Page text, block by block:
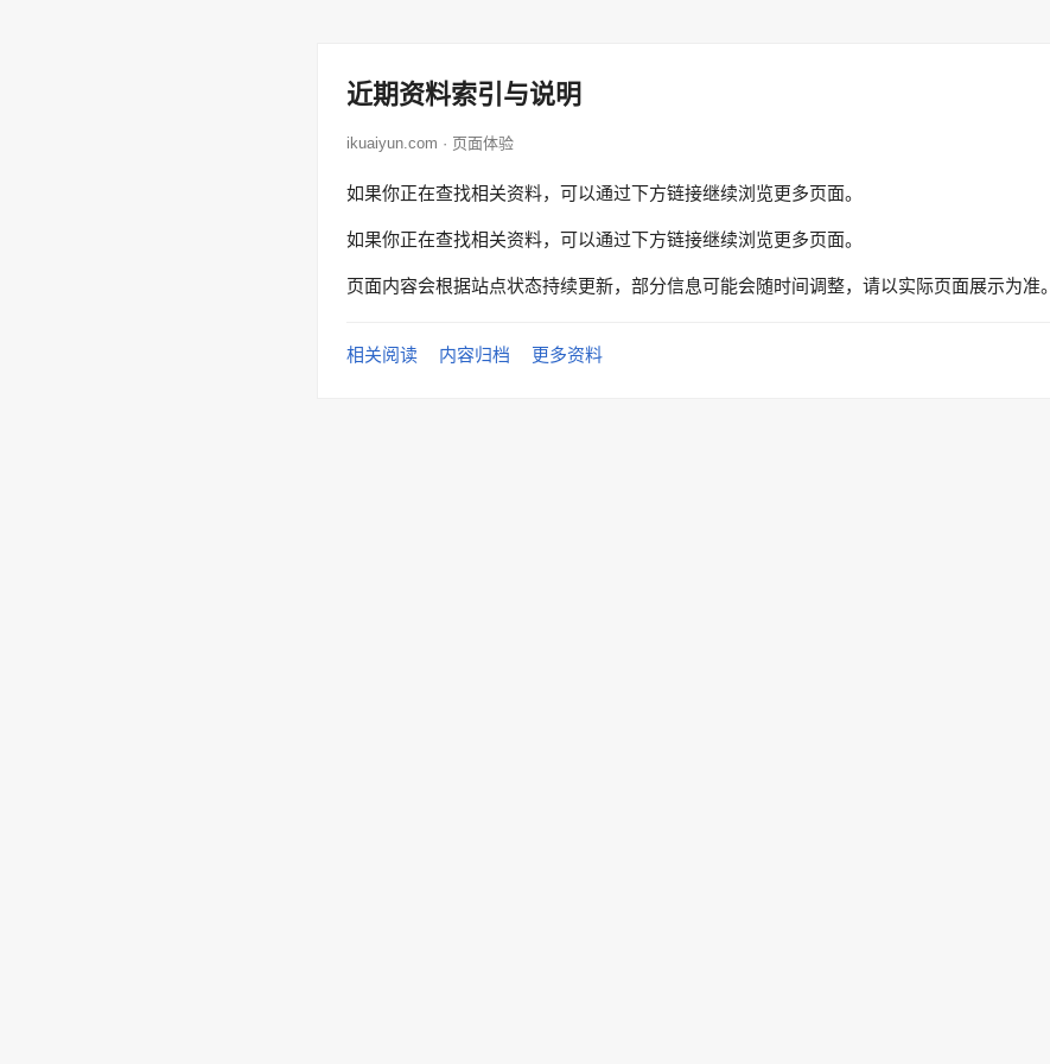
近期资料索引与说明
ikuaiyun.com · 页面体验
如果你正在查找相关资料，可以通过下方链接继续浏览更多页面。
如果你正在查找相关资料，可以通过下方链接继续浏览更多页面。
页面内容会根据站点状态持续更新，部分信息可能会随时间调整，请以实际页面展示为准。
相关阅读 内容归档 更多资料